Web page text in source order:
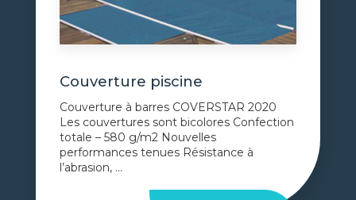
Couverture piscine
Couverture à barres COVERSTAR 2020
Les couvertures sont bicolores Confection
totale – 580 g/m2 Nouvelles
performances tenues Résistance à
l’abrasion, ...